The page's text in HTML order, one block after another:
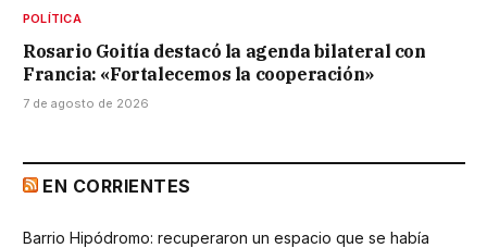
POLÍTICA
Rosario Goitía destacó la agenda bilateral con
Francia: «Fortalecemos la cooperación»
7 de agosto de 2026
EN CORRIENTES
Barrio Hipódromo: recuperaron un espacio que se había